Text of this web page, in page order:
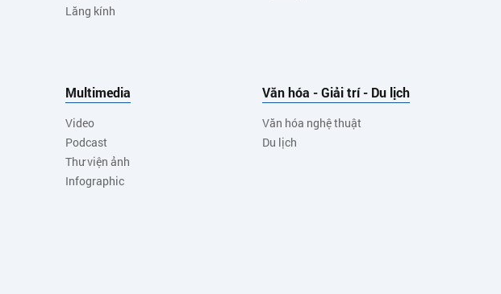
Lăng kính
Multimedia
Video
Podcast
Thư viện ảnh
Infographic
Văn hóa - Giải trí - Du lịch
Văn hóa nghệ thuật
Du lịch